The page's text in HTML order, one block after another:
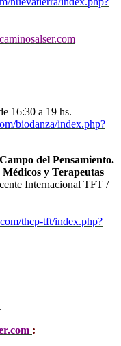
16:30 a 19 hs.
biodanza/index.php?
del Pensamiento.
y Terapeutas
Internacional TFT /
thcp-tft/index.php?
: